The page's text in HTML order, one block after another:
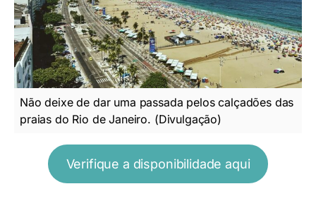
Não deixe de dar uma passada pelos calçadões das
praias do Rio de Janeiro. (Divulgação)
Verifique a disponibilidade aqui